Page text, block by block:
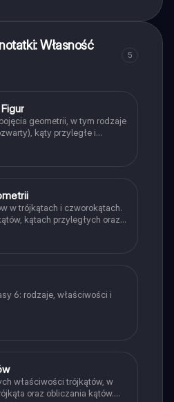
Własność
5
geometrii, w tym rodzaje
kąty przyległe i
na pole różnych figur
trapezy). Idealne dla
w trójkątach i czworokątach.
kątach przyległych oraz
w różnych figurach
dla uczniów szkół
6: rodzaje, właściwości i
właściwości trójkątów, w
oraz obliczania kątów.